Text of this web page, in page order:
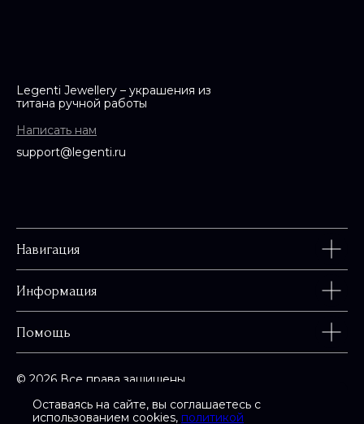
Оставаясь на сайте, вы соглашаетесь с
использованием cookies, политикой
Legenti Jewellery – украшения из
титана ручной работы
Написать нам
support@legenti.ru
Навигация
Информация
Помощь
© 2026 Все права защищены